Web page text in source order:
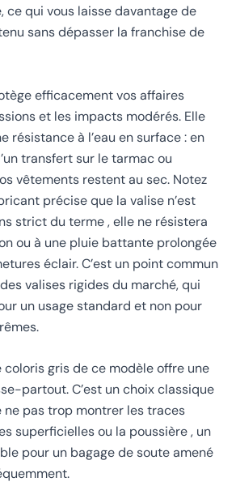
ce qui vous laisse davantage de
sans dépasser la franchise de
efficacement vos affaires
et les impacts modérés. Elle
résistance à l’eau en surface : en
transfert sur le tarmac ou
vêtements restent au sec. Notez
précise que la valise n’est
strict du terme , elle ne résistera
ou à une pluie battante prolongée
éclair. C’est un point commun
valises rigides du marché, qui
un usage standard et non pour
gris de ce modèle offre une
partout. C’est un choix classique
ne pas trop montrer les traces
superficielles ou la poussière , un
pour un bagage de soute amené